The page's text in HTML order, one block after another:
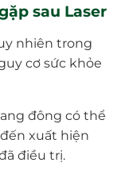
sau Laser
nhiên trong
cơ sức khỏe
đông có thể
xuất hiện
điều trị.